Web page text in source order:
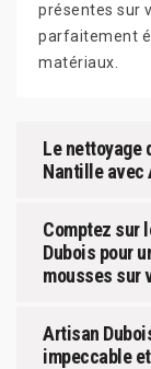
présentes sur
parfaitement
matériaux.
Le nettoyage
Nantille avec
Comptez sur
Dubois pour
mousses sur
Artisan
impeccable